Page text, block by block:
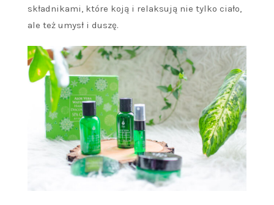
składnikami, które koją i relaksują nie tylko ciało,
ale też umysł i duszę.